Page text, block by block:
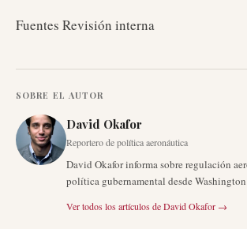
Fuentes Revisión interna
SOBRE EL AUTOR
David Okafor
Reportero de política aeronáutica
David Okafor informa sobre regulación
política gubernamental desde
Ver todos los artículos deDavid Okafor →